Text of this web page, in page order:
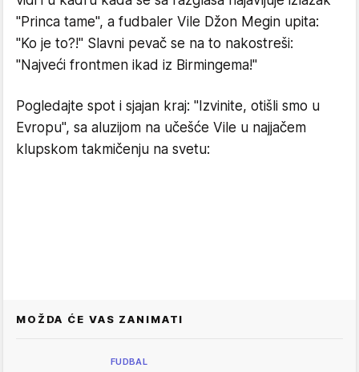
"Princa tame", a fudbaler Vile Džon Megin upita:
"Ko je to?!" Slavni pevač se na to nakostreši:
"Najveći frontmen ikad iz Birmingema!"
Pogledajte spot i sjajan kraj: "Izvinite, otišli smo u
Evropu", sa aluzijom na učešće Vile u najjačem
klupskom takmičenju na svetu:
MOŽDA ĆE VAS ZANIMATI
FUDBAL